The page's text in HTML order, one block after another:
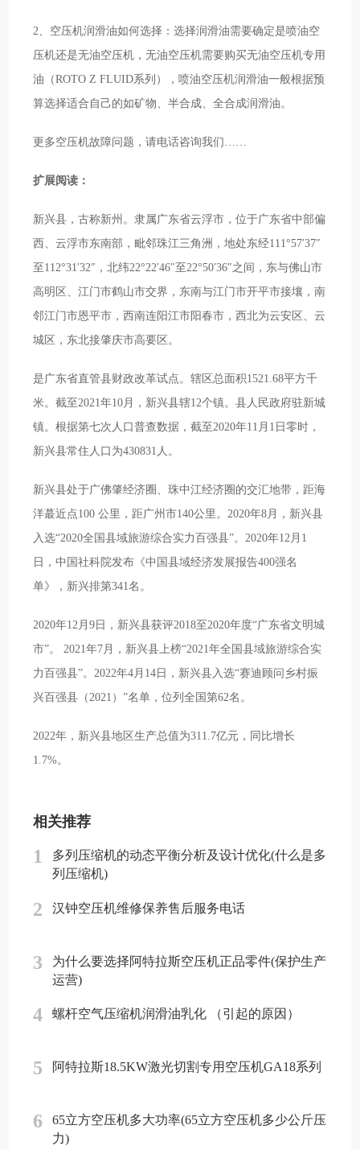
2、空压机润滑油如何选择：选择润滑油需要确定是喷油空
压机还是无油空压机，无油空压机需要购买无油空压机专用
油（ROTO Z FLUID系列），喷油空压机润滑油一般根据预
算选择适合自己的如矿物、半合成、全合成润滑油。
更多空压机故障问题，请电话咨询我们……
扩展阅读：
新兴县，古称新州。隶属广东省云浮市，位于广东省中部偏
西、云浮市东南部，毗邻珠江三角洲，地处东经111°57′37″
至112°31′32″，北纬22°22′46″至22°50′36″之间，东与佛山市
高明区、江门市鹤山市交界，东南与江门市开平市接壤，南
邻江门市恩平市，西南连阳江市阳春市，西北为云安区、云
城区，东北接肇庆市高要区。
是广东省直管县财政改革试点。辖区总面积1521.68平方千
米。截至2021年10月，新兴县辖12个镇。县人民政府驻新城
镇。根据第七次人口普查数据，截至2020年11月1日零时，
新兴县常住人口为430831人。
新兴县处于广佛肇经济圈、珠中江经济圈的交汇地带，距海
洋蕞近点100 公里，距广州市140公里。2020年8月，新兴县
入选“2020全国县域旅游综合实力百强县”。2020年12月1
日，中国社科院发布《中国县域经济发展报告400强名
单》，新兴排第341名。
2020年12月9日，新兴县获评2018至2020年度“广东省文明城
市”。 2021年7月，新兴县上榜“2021年全国县域旅游综合实
力百强县”。2022年4月14日，新兴县入选“赛迪顾问乡村振
兴百强县（2021）”名单，位列全国第62名。
2022年，新兴县地区生产总值为311.7亿元，同比增长
1.7%。
相关推荐
1
多列压缩机的动态平衡分析及设计优化(什么是多
列压缩机)
2 汉钟空压机维修保养售后服务电话
3
为什么要选择阿特拉斯空压机正品零件(保护生产
运营)
4 螺杆空气压缩机润滑油乳化 （引起的原因）
5 阿特拉斯18.5KW激光切割专用空压机GA18系列
6
65立方空压机多大功率(65立方空压机多少公斤压
力)